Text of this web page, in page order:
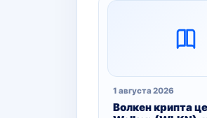
1 августа 2026
Волкен крипта